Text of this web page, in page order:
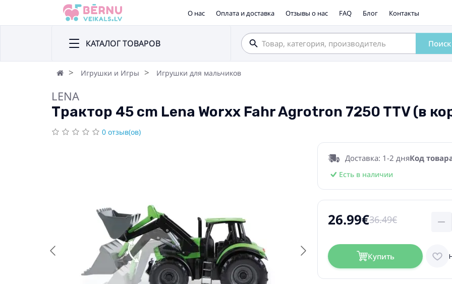
О нас Оплата и доставка Отзывы о нас FAQ Блог Контакты
КАТАЛОГ ТОВАРОВ Поиск
Игрушки и Игры Игрушки для мальчиков
LENA
Трактор 45 cm Lena Worxx Fahr Agrotron 7250 TTV (в
0 отзыв(ов)
Доставка: 1-2 дняКод
Есть в наличии
26.99€36.49€
Купить